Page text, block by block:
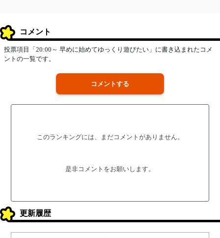
コメント
投票項目「20:00～ 早めに始めてゆっくり遊びたい」に書き込まれたコメ
ントの一覧です。
コメントする
このランキングには、まだコメントがありません。
是非コメントをお願いします。
更新履歴